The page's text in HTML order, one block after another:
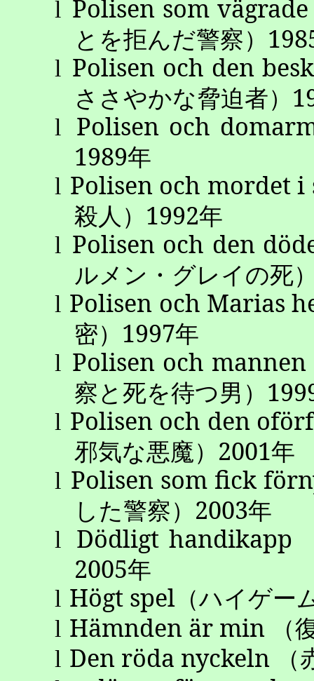
l Polisen som vägrade
とを拒んだ警察）
l Polisen och den
ささやかな脅迫者）
l Polisen och
1989年
l Polisen och mordet i
殺人） 1992年
l Polisen och den
ルメン・グレイの死
l Polisen och Marias
密） 1997年
l Polisen och mannen
察と死を待つ男）
l Polisen och den
邪気な悪魔） 2001年
l Polisen som fick
した警察） 2003年
l Dödligt handikapp
2005年
l Högt spel （ハイゲー
l Hämnden är min
l Den röda nyckeln